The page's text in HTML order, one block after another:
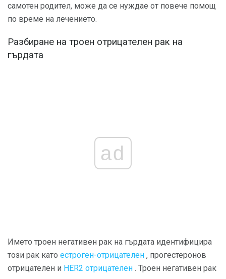
самотен родител, може да се нуждае от повече помощ
по време на лечението.
Разбиране на троен отрицателен рак на
гърдата
ad
Името троен негативен рак на гърдата идентифицира
този рак като естроген-отрицателен , прогестеронов
отрицателен и HER2 отрицателен . Троен негативен рак